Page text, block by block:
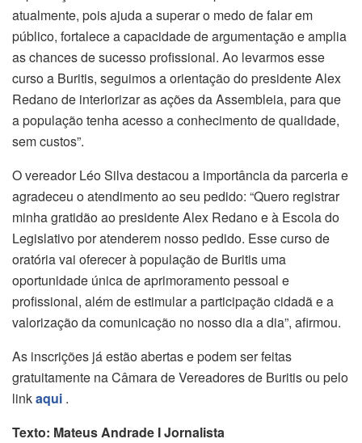
atualmente, pois ajuda a superar o medo de falar em
público, fortalece a capacidade de argumentação e amplia
as chances de sucesso profissional. Ao levarmos esse
curso a Buritis, seguimos a orientação do presidente Alex
Redano de interiorizar as ações da Assembleia, para que
a população tenha acesso a conhecimento de qualidade,
sem custos”.
O vereador Léo Silva destacou a importância da parceria e
agradeceu o atendimento ao seu pedido: “Quero registrar
minha gratidão ao presidente Alex Redano e à Escola do
Legislativo por atenderem nosso pedido. Esse curso de
oratória vai oferecer à população de Buritis uma
oportunidade única de aprimoramento pessoal e
profissional, além de estimular a participação cidadã e a
valorização da comunicação no nosso dia a dia”, afirmou.
As inscrições já estão abertas e podem ser feitas
gratuitamente na Câmara de Vereadores de Buritis ou pelo
linkaqui .
Texto: Mateus Andrade I Jornalista